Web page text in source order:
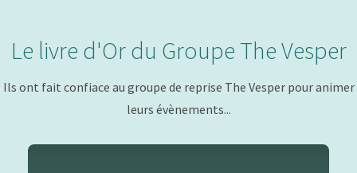
Le livre d'Or du Groupe The Vesper
Ils ont fait confiace au groupe de reprise The Vesper pour animer
leurs évènements...